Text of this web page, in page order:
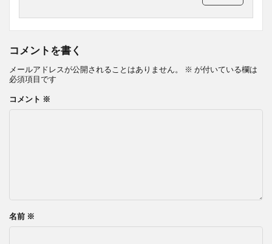
コメントを書く
メールアドレスが公開されることはありません。 ※ が付いている欄は
必須項目です
コメント ※
名前 ※